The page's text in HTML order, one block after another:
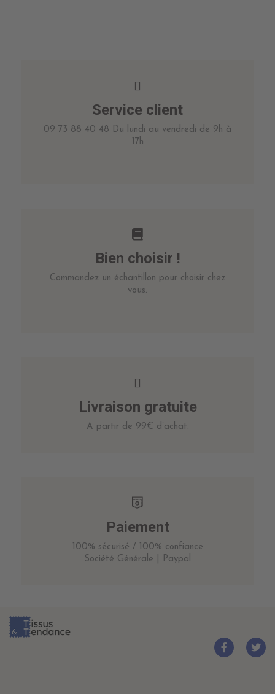
Service client
09 73 88 40 48 Du lundi au vendredi de 9h à
17h
Bien choisir !
Commandez un échantillon pour choisir chez
vous.
Livraison gratuite
A partir de 99€ d’achat.
Paiement
100% sécurisé / 100% confiance
Société Générale | Paypal